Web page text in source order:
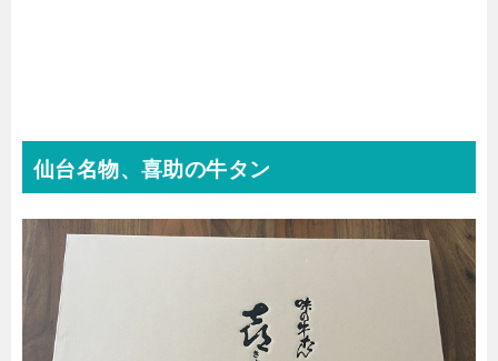
仙台名物、喜助の牛タン